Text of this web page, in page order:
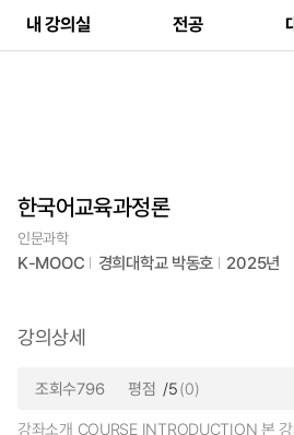
내 강의실 전공
한국어교육과정론
인문과학
K-MOOC 경희대학교 박동호 2025년
강의상세
조회수796 평점 /5(0)
강좌소개 COURSE INTRODUCTION 본